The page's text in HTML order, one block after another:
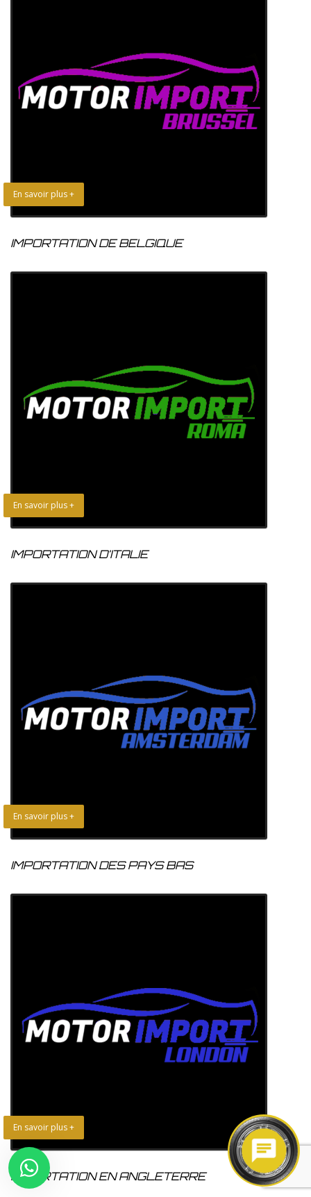
En savoir plus +
IMPORTATION DE BELGIQUE
En savoir plus +
IMPORTATION D’ITALIE
En savoir plus +
IMPORTATION DES PAYS BAS
En savoir plus +
IMPORTATION EN ANGLETERRE